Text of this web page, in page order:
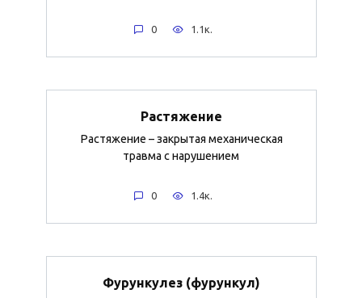
0 1.1к.
Растяжение
Растяжение – закрытая механическая
травма с нарушением
0 1.4к.
Фурункулез (фурункул)